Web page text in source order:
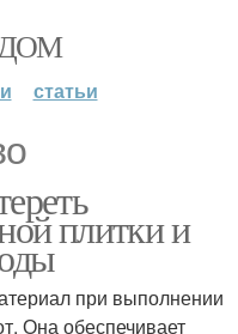
статьи
плитки и
при выполнении
Она обеспечивает